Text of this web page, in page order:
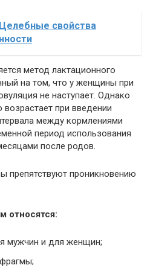
Целебные свойства
метод лактационного
на том, что у женщины при
не наступает. Однако
при введении
между кормлениями
период использования
после родов.
препятствуют проникновению
относятся:
мужчин и для женщин;